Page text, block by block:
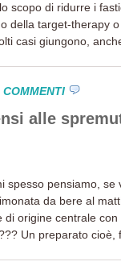
scopo di ridurre i
della target-therapy
casi giungono,
COMMENTI
alle
spesso pensiamo,
da bere al
di origine centrale
Un preparato